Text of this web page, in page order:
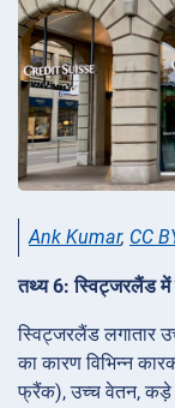
Ank Kumar, CC
तथ्य 6: स्विट्जरलैंड
स्विट्जरलैंड लगातार
का कारण विभिन्न
फ्रैंक), उच्च वेतन, कड़े